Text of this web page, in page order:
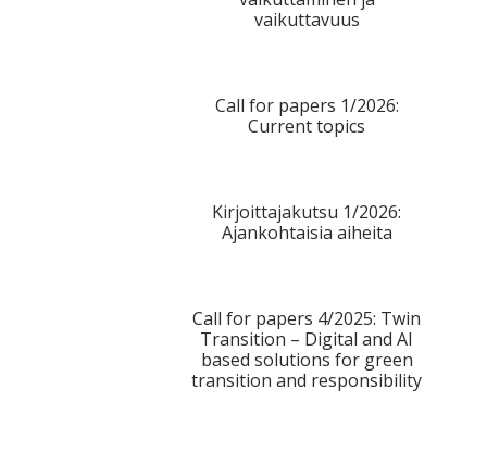
vaikuttavuus
Call for papers 1/2026:
Current topics
Kirjoittajakutsu 1/2026:
Ajankohtaisia aiheita
Call for papers 4/2025: Twin
Transition – Digital and AI
based solutions for green
transition and responsibility